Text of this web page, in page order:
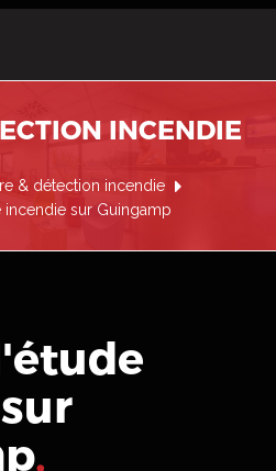
INCENDIE
& détection incendie
incendie sur Guingamp
.